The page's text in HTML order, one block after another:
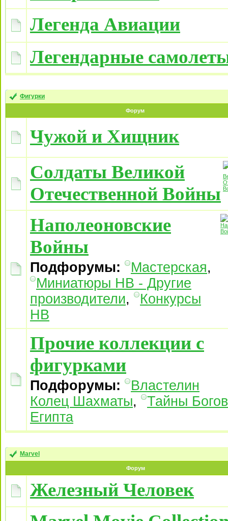
Легенда Авиации
Легендарные
Фигурки
Форум
Чужой и Хищник
Солдаты Великой
Отечественной Войны
Наполеоновские
Войны
Подфорумы: Мастерская,
Миниатюры НВ - Другие
производители,
Конкурсы
НВ
Прочие коллекции с
фигурками
Подфорумы:
Властелин
Колец Шахматы,
Тайны Богов
Египта
Marvel
Форум
Железный Человек